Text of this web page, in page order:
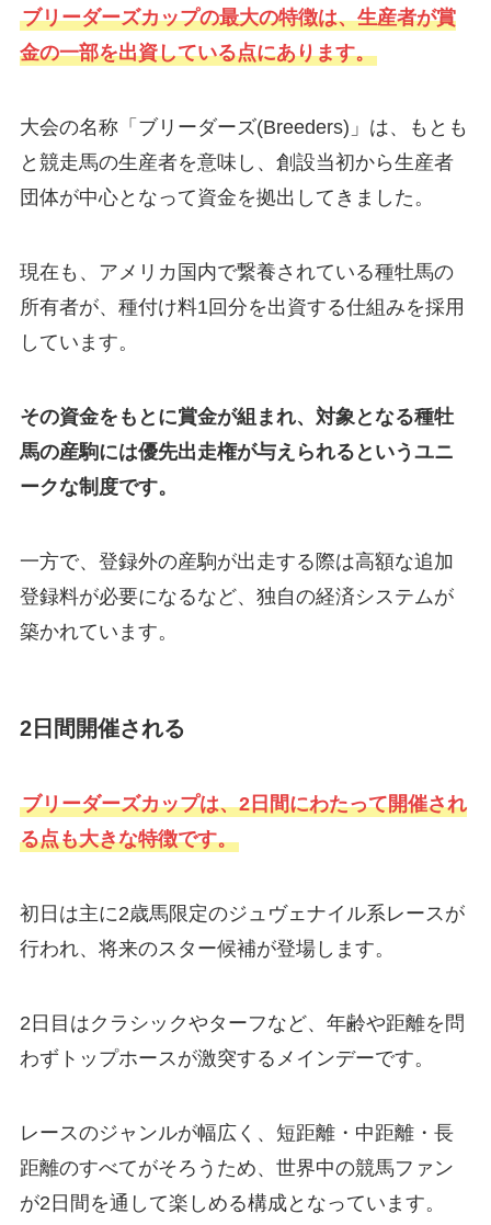
ブリーダーズカップの最大の特徴は、生産者が賞
金の一部を出資している点にあります。
大会の名称「ブリーダーズ(Breeders)」は、もとも
と競走馬の生産者を意味し、創設当初から生産者
団体が中心となって資金を拠出してきました。
現在も、アメリカ国内で繋養されている種牡馬の
所有者が、種付け料1回分を出資する仕組みを採用
しています。
その資金をもとに賞金が組まれ、対象となる種牡
馬の産駒には優先出走権が与えられるというユニ
ークな制度です。
一方で、登録外の産駒が出走する際は高額な追加
登録料が必要になるなど、独自の経済システムが
築かれています。
2日間開催される
ブリーダーズカップは、2日間にわたって開催され
る点も大きな特徴です。
初日は主に2歳馬限定のジュヴェナイル系レースが
行われ、将来のスター候補が登場します。
2日目はクラシックやターフなど、年齢や距離を問
わずトップホースが激突するメインデーです。
レースのジャンルが幅広く、短距離・中距離・長
距離のすべてがそろうため、世界中の競馬ファン
が2日間を通して楽しめる構成となっています。